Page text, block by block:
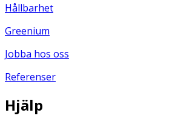
Hållbarhet
Greenium
Jobba hos oss
Referenser
Hjälp